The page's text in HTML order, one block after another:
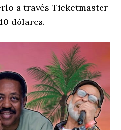
a través Ticketmaster
dólares.